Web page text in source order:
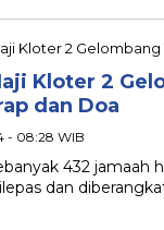
Kloter 2
dan Doa
- 08:28 WIB
432
dan